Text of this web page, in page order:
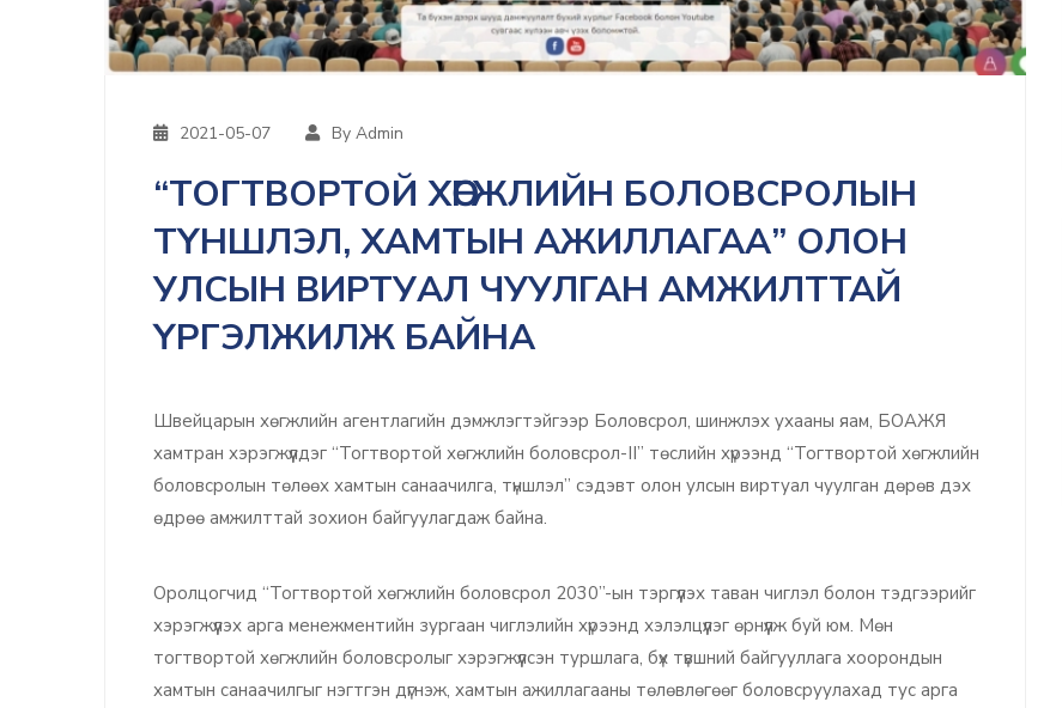
2021-05-07 By Admin
“ТОГТВОРТОЙ ХӨГЖЛИЙН БОЛОВСРОЛЫН
ТҮНШЛЭЛ, ХАМТЫН АЖИЛЛАГАА” ОЛОН
УЛСЫН ВИРТУАЛ ЧУУЛГАН АМЖИЛТТАЙ
ҮРГЭЛЖИЛЖ БАЙНА
Швейцарын хөгжлийн агентлагийн дэмжлэгтэйгээр Боловсрол, шинжлэх ухааны яам, БОАЖЯ
хамтран хэрэгжүүлдэг “Тогтвортой хөгжлийн боловсрол-II” төслийн хүрээнд “Тогтвортой хөгжлийн
боловсролын төлөөх хамтын санаачилга, түншлэл” сэдэвт олон улсын виртуал чуулган дөрөв дэх
өдрөө амжилттай зохион байгуулагдаж байна.
Оролцогчид “Тогтвортой хөгжлийн боловсрол 2030”-ын тэргүүлэх таван чиглэл болон тэдгээрийг
хэрэгжүүлэх арга менежментийн зургаан чиглэлийн хүрээнд хэлэлцүүлэг өрнүүлж буй юм. Мөн
тогтвортой хөгжлийн боловсролыг хэрэгжүүлсэн туршлага, бүх түвшний байгууллага хоорондын
хамтын санаачилгыг нэгтгэн дүгнэж, хамтын ажиллагааны төлөвлөгөөг боловсруулахад тус арга